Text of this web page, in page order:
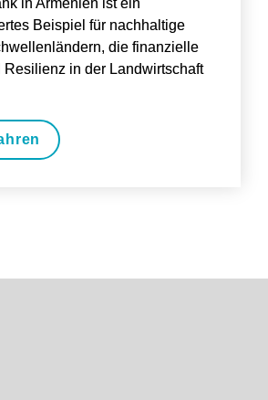
Beispiel für nachhaltige
die finanzielle
Resilienz in der Landwirtschaft